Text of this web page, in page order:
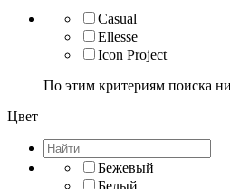
Casual
Ellesse
Icon Project
По этим критериям поиска
Цвет
Бежевый
Белый